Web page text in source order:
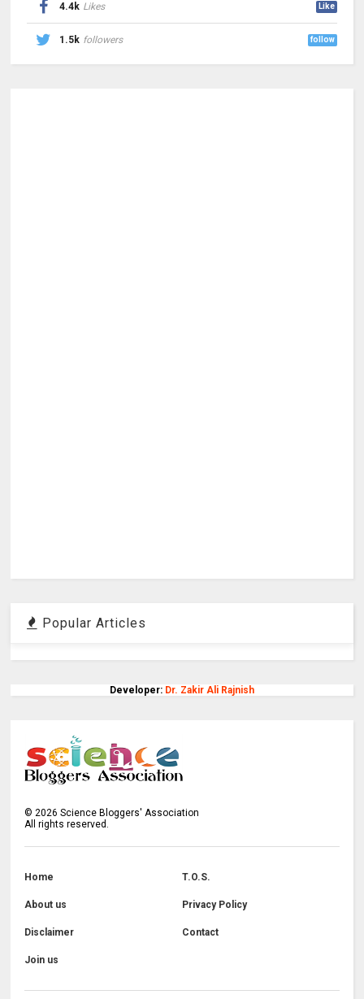
4.4k Likes Like
1.5k followers follow
Popular Articles
Developer: Dr. Zakir Ali Rajnish
©2026 Science Bloggers' Association
All rights reserved.
Home T.O.S.
About us Privacy Policy
Disclaimer Contact
Join us